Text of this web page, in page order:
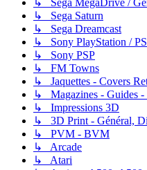
↳ Sega MegaDrive /
↳ Sega Saturn
↳ Sega Dreamcast
↳ Sony PlayStation /
↳ Sony PSP
↳ FM Towns
↳ Jaquettes - Covers
↳ Magazines - Guides -
↳ Impressions 3D
↳ 3D Print - Général,
↳ PVM - BVM
↳ Arcade
↳ Atari